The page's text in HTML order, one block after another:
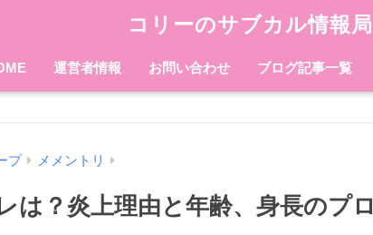
コリーのサブカル情報局
運営者情報 お問い合わせ ブログ記事一覧
プ メメントリ
は？炎上理由と年齢、身長のプロ